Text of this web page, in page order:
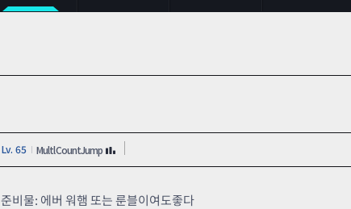
아이디어게시판
불법 프로그램 신고
Lv. 65 MultlCountJump
준비물: 에버 워햄 또는 룬블이여도좋다